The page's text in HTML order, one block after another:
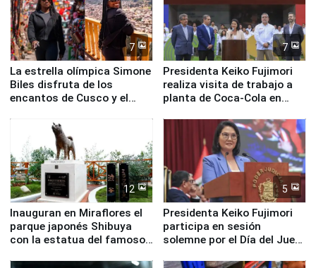
7
La estrella olímpica Simone
Biles disfruta de los
encantos de Cusco y el
7
Presidenta Keiko Fujimori
realiza visita de trabajo a
planta de Coca-Cola en
12
Inauguran en Miraflores el
parque japonés Shibuya
con la estatua del famoso
5
Presidenta Keiko Fujimori
participa en sesión
solemne por el Día del Juez